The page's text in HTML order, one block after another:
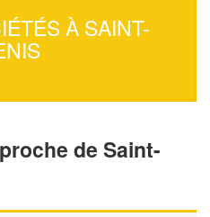
À SAINT-
de Saint-